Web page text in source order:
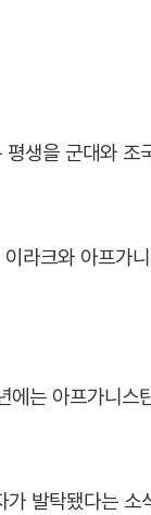
생을 군대와
라크와 아프가
는 아프가니스
발탁됐다는 소